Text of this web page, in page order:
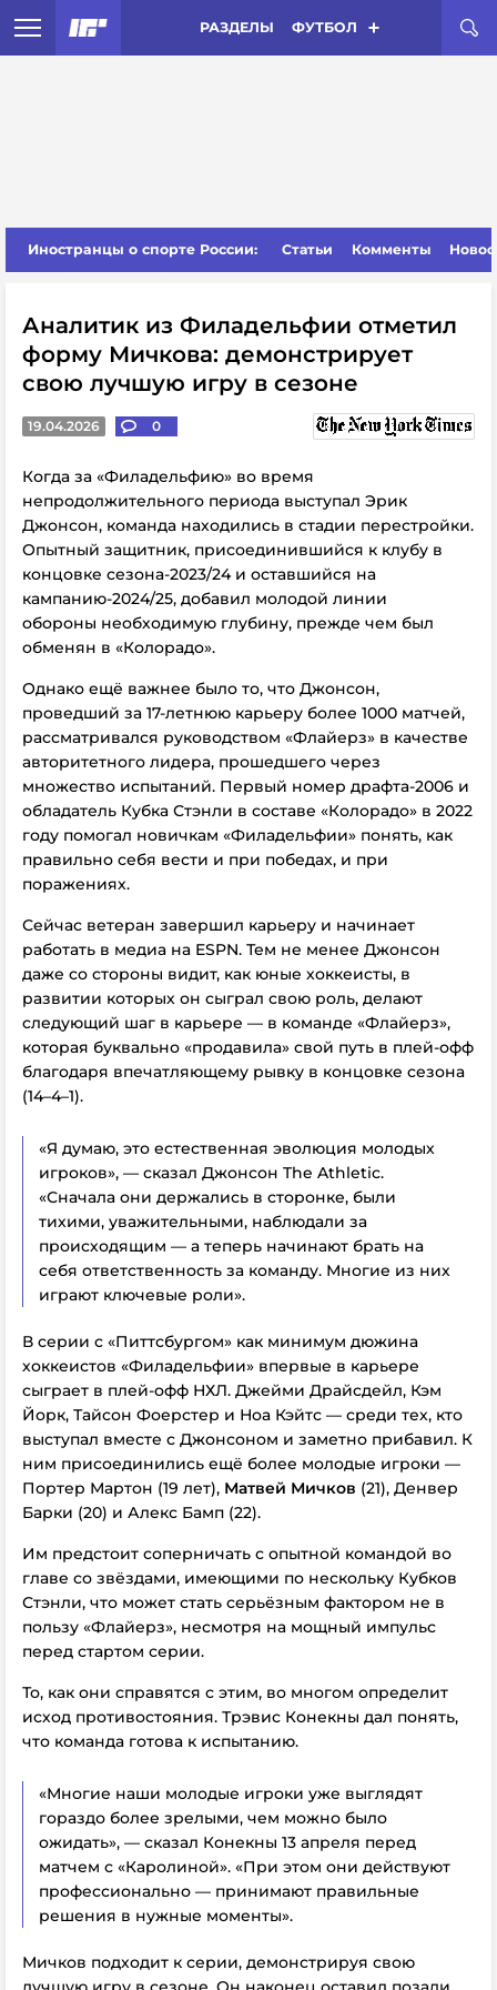
РАЗДЕЛЫ ФУТБОЛ
Иностранцы о спорте России: Статьи Комменты
Аналитик из Филадельфии отметил
форму Мичкова: демонстрирует
свою лучшую игру в сезоне
19.04.2026 0
Когда за «Филадельфию» во время
непродолжительного периода выступал Эрик
Джонсон, команда находились в стадии перестройки.
Опытный защитник, присоединившийся к клубу в
концовке сезона-2023/24 и оставшийся на
кампанию-2024/25, добавил молодой линии
обороны необходимую глубину, прежде чем был
обменян в «Колорадо».
Однако ещё важнее было то, что Джонсон,
проведший за 17-летнюю карьеру более 1000 матчей,
рассматривался руководством «Флайерз» в качестве
авторитетного лидера, прошедшего через
множество испытаний. Первый номер драфта-2006 и
обладатель Кубка Стэнли в составе «Колорадо» в 2022
году помогал новичкам «Филадельфии» понять, как
правильно себя вести и при победах, и при
поражениях.
Сейчас ветеран завершил карьеру и начинает
работать в медиа на ESPN. Тем не менее Джонсон
даже со стороны видит, как юные хоккеисты, в
развитии которых он сыграл свою роль, делают
следующий шаг в карьере — в команде «Флайерз»,
которая буквально «продавила» свой путь в плей-офф
благодаря впечатляющему рывку в концовке сезона
(14–4–1).
«Я думаю, это естественная эволюция молодых
игроков», — сказал Джонсон The Athletic.
«Сначала они держались в сторонке, были
тихими, уважительными, наблюдали за
происходящим — а теперь начинают брать на
себя ответственность за команду. Многие из них
играют ключевые роли».
В серии с «Питтсбургом» как минимум дюжина
хоккеистов «Филадельфии» впервые в карьере
сыграет в плей-офф НХЛ. Джейми Драйсдейл, Кэм
Йорк, Тайсон Фоерстер и Ноа Кэйтс — среди тех, кто
выступал вместе с Джонсоном и заметно прибавил. К
ним присоединились ещё более молодые игроки —
Портер Мартон (19 лет), Матвей Мичков (21), Денвер
Барки (20) и Алекс Бамп (22).
Им предстоит соперничать с опытной командой во
главе со звёздами, имеющими по нескольку Кубков
Стэнли, что может стать серьёзным фактором не в
пользу «Флайерз», несмотря на мощный импульс
перед стартом серии.
То, как они справятся с этим, во многом определит
исход противостояния. Трэвис Конекны дал понять,
что команда готова к испытанию.
«Многие наши молодые игроки уже выглядят
гораздо более зрелыми, чем можно было
ожидать», — сказал Конекны 13 апреля перед
матчем с «Каролиной». «При этом они действуют
профессионально — принимают правильные
решения в нужные моменты».
Мичков подходит к серии, демонстрируя свою